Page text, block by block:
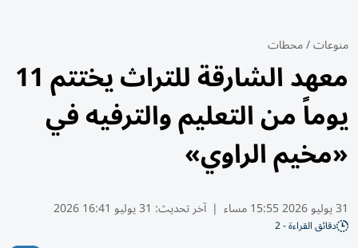
منوعات/محطات
معهد الشارقة للتراث يختتم 11
يوماً من التعليم والترفيه في
«مخيم الراوي»
31 يوليو 2026 15:55 مساء | آخر تحديث: 31 يوليو 16:41 2026
دقائق القراءة - 2